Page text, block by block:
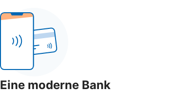
Eine moderne Bank